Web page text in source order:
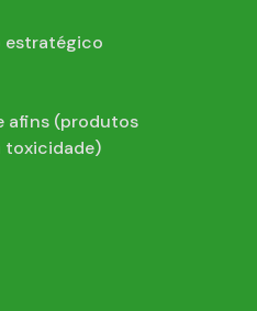
estratégico
afins (produtos
toxicidade)